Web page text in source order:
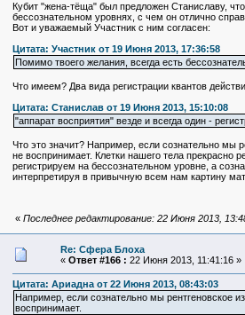
Кубит "жена-тёща" был предложен Станиславу,
бессознательном уровнях, с чем он отлично
Вот и уважаемый Участник с ним согласен:
Цитата: Участник от 19 Июня 2013, 17:36:58
Помимо твоего желания, всегда есть
Что имеем? Два вида регистрации квантов
Цитата: Станислав от 19 Июня 2013, 15:10:08
"аппарат восприятия" везде и всегда один -
Что это значит? Например, если сознательно мы
не воспринимает. Клетки нашего тела
регистрируем на бессознательном уровне, а
интерпретируя в привычную всем нам картину
« Последнее редактирование: 22 Июня 2013,
Re: Сфера Блоха
« Ответ #166 : 22 Июня 2013, 11:41:16 »
Цитата: Ариадна от 22 Июня 2013, 08:43:03
Например, если сознательно мы рентгеновское
воспринимает.